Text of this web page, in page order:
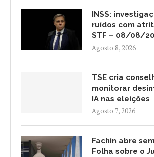
INSS:
ruídos com
STF – 08/08/
Agosto 8, 2026
TSE cria
monitorar
IA nas eleições
Agosto 7, 2026
Fachin abre
Folha sobre o